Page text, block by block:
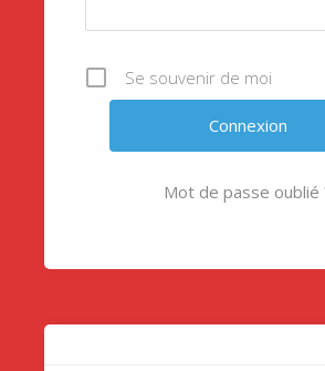
Se souvenir de moi
Mot de passe oublié